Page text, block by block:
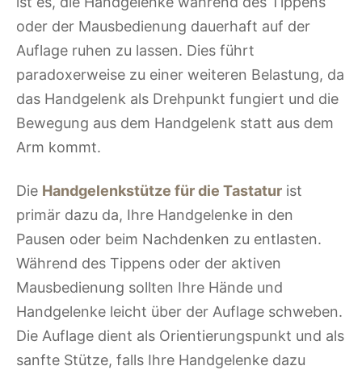
oder der Mausbedienung dauerhaft auf der
Auflage ruhen zu lassen. Dies führt
paradoxerweise zu einer weiteren Belastung, da
das Handgelenk als Drehpunkt fungiert und die
Bewegung aus dem Handgelenk statt aus dem
Arm kommt.
Die Handgelenkstütze für die Tastatur ist
primär dazu da, Ihre Handgelenke in den
Pausen oder beim Nachdenken zu entlasten.
Während des Tippens oder der aktiven
Mausbedienung sollten Ihre Hände und
Handgelenke leicht über der Auflage schweben.
Die Auflage dient als Orientierungspunkt und als
sanfte Stütze, falls Ihre Handgelenke dazu